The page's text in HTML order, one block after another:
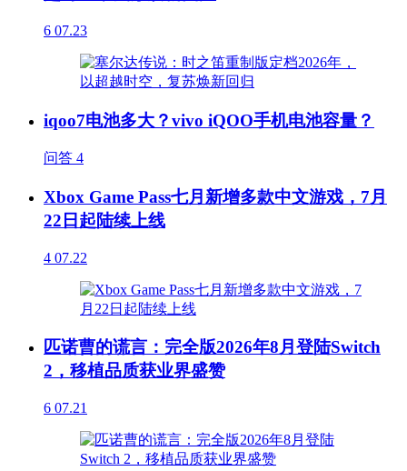
6 07.23
iqoo7电池多大？vivo iQOO手机电池容量？
问答 4
Xbox Game Pass七月新增多款中文游戏，7月
22日起陆续上线
4 07.22
匹诺曹的谎言：完全版2026年8月登陆Switch
2，移植品质获业界盛赞
6 07.21